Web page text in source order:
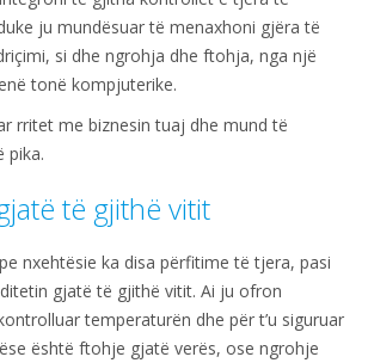
ju mundësuar të menaxhoni gjëra të
si dhe ngrohja dhe ftohja, nga një
tonë kompjuterike.
rritet me biznesin tuaj dhe mund të
pika.
të gjithë vitit
nxehtësie ka disa përfitime të tjera, pasi
gjatë të gjithë vitit. Ai ju ofron
temperaturën dhe për t’u siguruar
është ftohje gjatë verës, ose ngrohje